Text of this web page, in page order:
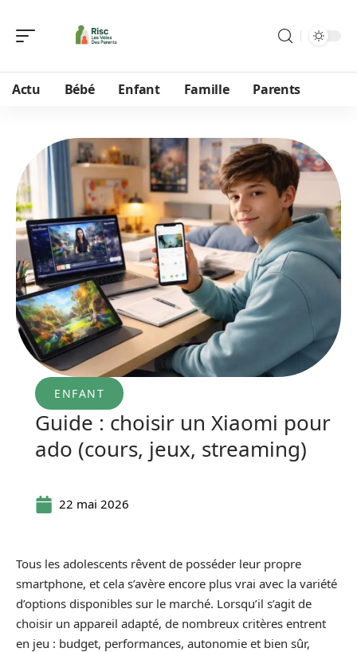
Actu Bébé Enfant Famille Parents
ENFANT
Guide : choisir un Xiaomi pour
ado (cours, jeux, streaming)
22 mai 2026
Tous les adolescents rêvent de posséder leur propre
smartphone, et cela s’avère encore plus vrai avec la variété
d’options disponibles sur le marché. Lorsqu’il s’agit de
choisir un appareil adapté, de nombreux critères entrent
en jeu : budget, performances, autonomie et bien sûr,